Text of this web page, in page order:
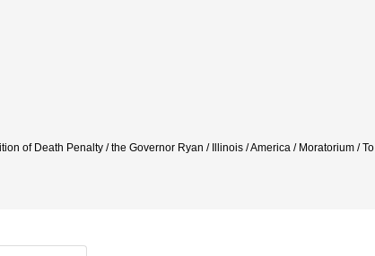
of Death Penalty / the Governor Ryan / Illinois / America / Moratorium /